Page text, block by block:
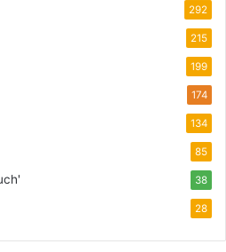
292
215
199
174
134
85
38
28